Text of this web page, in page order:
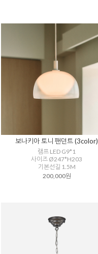
보나키아 토니 팬던트 (3color)
램프 LED G9*1
사이즈 Ø247*H203
기본선길 1.5M
200,000원